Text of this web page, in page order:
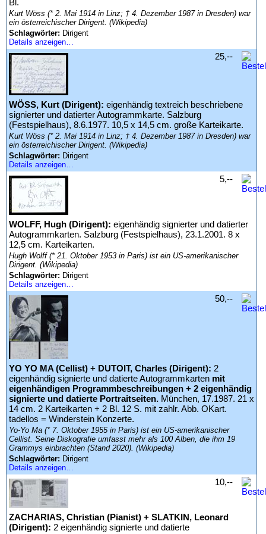
Bl.
Kurt Wöss (* 2. Mai 1914 in Linz; † 4. Dezember 1987 in Dresden) war
ein österreichischer Dirigent. (Wikipedia)
Schlagwörter: Dirigent
Details anzeigen…
WÖSS, Kurt (Dirigent): eigenhändig textreich beschriebene
signierter und datierter Autogrammkarte. Salzburg
(Festspielhaus), 8.6.1977. 10,5 x 14,5 cm. große Karteikarte.
Kurt Wöss (* 2. Mai 1914 in Linz; † 4. Dezember 1987 in Dresden) war
ein österreichischer Dirigent. (Wikipedia)
Schlagwörter: Dirigent
Details anzeigen…
25,--
WOLFF, Hugh (Dirigent): eigenhändig signierter und datierter
Autogrammkarten. Salzburg (Festspielhaus), 23.1.2001. 8 x
12,5 cm. Karteikarten.
Hugh Wolff (* 21. Oktober 1953 in Paris) ist ein US-amerikanischer
Dirigent. (Wikipedia)
Schlagwörter: Dirigent
Details anzeigen…
5,--
YO YO MA (Cellist) + DUTOIT, Charles (Dirigent): 2
eigenhändig signierte und datierte Autogrammkarten mit
eigenhändigen Programmbeschreibungen + 2 eigenhändig
signierte und datierte Portraitseiten. München, 17.1987. 21 x
14 cm. 2 Karteikarten + 2 Bl. 12 S. mit zahlr. Abb. OKart.
tadellos = Winderstein Konzerte.
Yo-Yo Ma (* 7. Oktober 1955 in Paris) ist ein US-amerikanischer
Cellist. Seine Diskografie umfasst mehr als 100 Alben, die ihm 19
Grammys einbrachten (Stand 2020). (Wikipedia)
Schlagwörter: Dirigent
Details anzeigen…
50,--
ZACHARIAS, Christian (Pianist) + SLATKIN, Leonard
(Dirigent): 2 eigenhändig signierte und datierte
10,--